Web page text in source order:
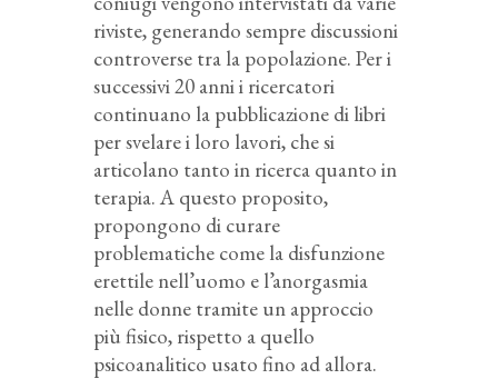
riviste, generando sempre discussioni
controverse tra la popolazione. Per i
successivi 20 anni i ricercatori
continuano la pubblicazione di libri
per svelare i loro lavori, che si
articolano tanto in ricerca quanto in
terapia. A questo proposito,
propongono di curare
problematiche come la disfunzione
erettile nell’uomo e l’anorgasmia
nelle donne tramite un approccio
più fisico, rispetto a quello
psicoanalitico usato fino ad allora.